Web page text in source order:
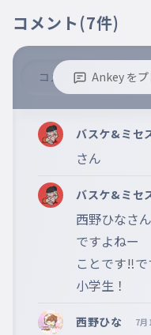
022 しみチョコ
しみちょこ
023 ガム
がむ
024
ねるねるねるね
コメント (7件)
Ankey をプ
※コメントするには、ログイ
バスケ&ミセ
さん
バスケ&ミセ
西野ひなさ
ですよねー
ことです‼️
小学生！
西野ひな 7月